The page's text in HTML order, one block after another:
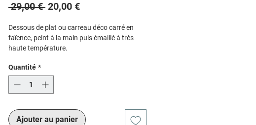
29,00 € Prix
20,00 €Prix
Dessous de plat ou carreau déco carré en
faïence, peint à la main puis émaillé à très
haute température.
commandé pour du sur-mesure en d'autres
Quantité *
Ajouter au panier